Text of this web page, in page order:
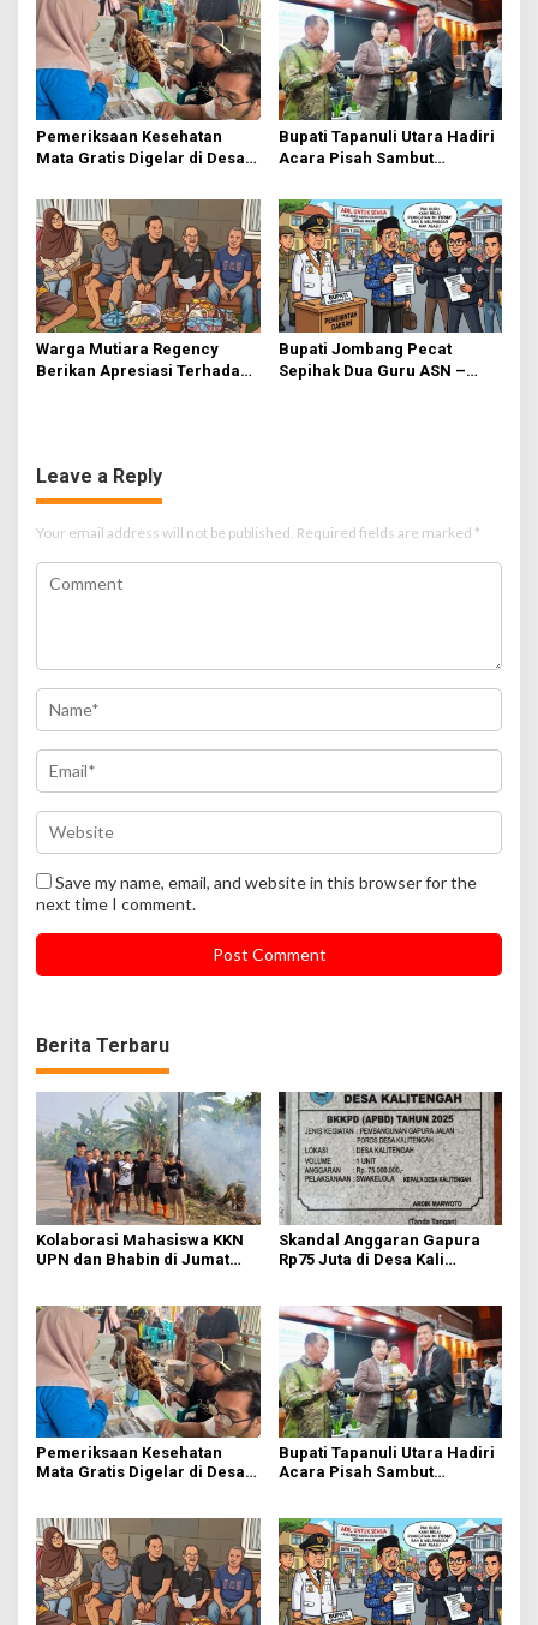
Kejanggalan
Pemeriksaan Kesehatan
Mata Gratis Digelar di Desa
Tanpa Biaya Bagi Warga
Kurang Mampu
Bupati Tapanuli Utara Hadiri
Acara Pisah Sambut
Warga Mutiara Regency
Berikan Apresiasi Terhadap
Bupati Jombang Pecat
Sepihak Dua Guru ASN –
Leave a Reply
Your email address will not be published. Required fields are marked *
Save my name, email, and website in this browser for the
next time I comment.
Berita Terbaru
Kolaborasi Mahasiswa KKN
UPN dan Bhabin di Jumat
Skandal Anggaran Gapura
Rp75 Juta di Desa Kali
Kejanggalan
Pemeriksaan Kesehatan
Mata Gratis Digelar di Desa
Kurang Mampu
Bupati Tapanuli Utara Hadiri
Acara Pisah Sambut